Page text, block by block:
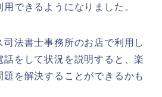
できるようになりました。
司法書士事務所のお店で利用し
話をして状況を説明すると、楽
を解決することができるかも